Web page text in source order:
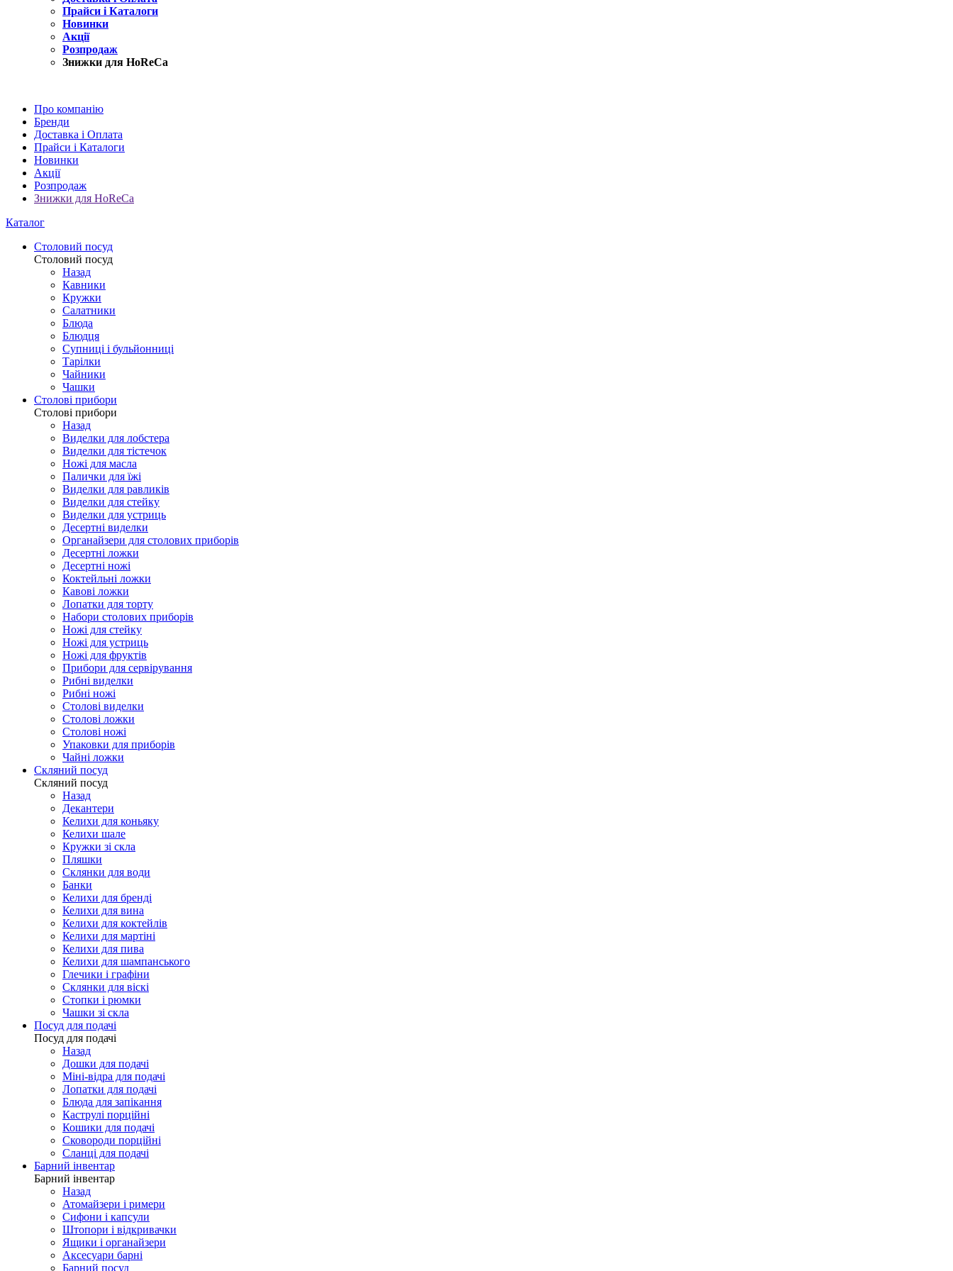
Прайси і Каталоги
Новинки
Акції
Розпродаж
Знижки для HoReCa
Про компанію
Бренди
Доставка і Оплата
Прайси і Каталоги
Новинки
Акції
Розпродаж
Знижки для HoReCa
Каталог
Столовий посуд
Столовий посуд
Назад
Кавники
Кружки
Салатники
Блюда
Блюдця
Супниці і бульйонниці
Тарілки
Чайники
Чашки
Столові прибори
Столові прибори
Назад
Виделки для лобстера
Виделки для тістечок
Ножі для масла
Палички для їжі
Виделки для равликів
Виделки для стейку
Виделки для устриць
Десертні виделки
Органайзери для столових приборів
Десертні ложки
Десертні ножі
Коктейльні ложки
Кавові ложки
Лопатки для торту
Набори столових приборів
Ножі для стейку
Ножі для устриць
Ножі для фруктів
Прибори для сервірування
Рибні виделки
Рибні ножі
Столові виделки
Столові ложки
Столові ножі
Упаковки для приборів
Чайні ложки
Скляний посуд
Скляний посуд
Назад
Декантери
Келихи для коньяку
Келихи шале
Кружки зі скла
Пляшки
Склянки для води
Банки
Келихи для бренді
Келихи для вина
Келихи для коктейлів
Келихи для мартіні
Келихи для пива
Келихи для шампанського
Глечики і графіни
Склянки для віскі
Стопки і рюмки
Чашки зі скла
Посуд для подачі
Посуд для подачі
Назад
Дошки для подачі
Міні-відра для подачі
Лопатки для подачі
Блюда для запікання
Каструлі порційні
Кошики для подачі
Сковороди порційні
Сланці для подачі
Барний інвентар
Барний інвентар
Назад
Атомайзери і римери
Сифони і капсули
Штопори і відкривачки
Ящики і органайзери
Аксесуари барні
Барний посуд